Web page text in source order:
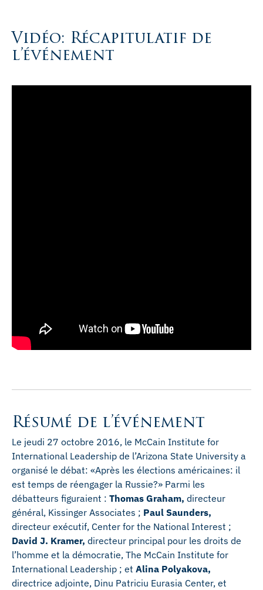
Vidéo: Récapitulatif de
l’événement
Résumé de l’événement
Le jeudi 27 octobre 2016, le McCain Institute for
International Leadership de l’Arizona State University a
organisé le débat: «Après les élections américaines: il
est temps de réengager la Russie?» Parmi les
débatteurs figuraient : Thomas Graham, directeur
général, Kissinger Associates ; Paul Saunders,
directeur exécutif, Center for the National Interest ;
David J. Kramer, directeur principal pour les droits de
l’homme et la démocratie, The McCain Institute for
International Leadership ; et Alina Polyakova,
directrice adjointe, Dinu Patriciu Eurasia Center, et